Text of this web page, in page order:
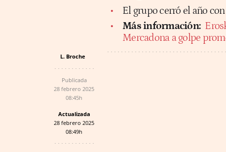
El grupo cerró el año
Más información:
Mercadona a golpe
L. Broche
Publicada
28 febrero 2025
08:45h
Actualizada
28 febrero 2025
08:49h